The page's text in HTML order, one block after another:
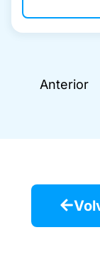
Anterior